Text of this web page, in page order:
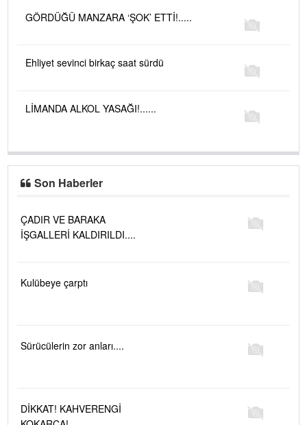
GÖRDÜĞÜ MANZARA ‘ŞOK’ ETTİ!.....
Ehliyet sevinci birkaç saat sürdü
LİMANDA ALKOL YASAĞI!......
Son Haberler
ÇADIR VE BARAKA
İŞGALLERİ KALDIRILDI....
Kulübeye çarptı
Sürücülerin zor anları....
DİKKAT! KAHVERENGİ